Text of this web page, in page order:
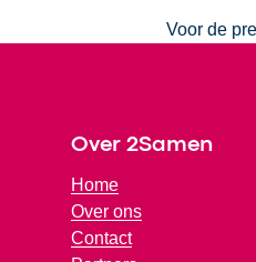
Voor de
Over 2Samen
Home
Over ons
Contact